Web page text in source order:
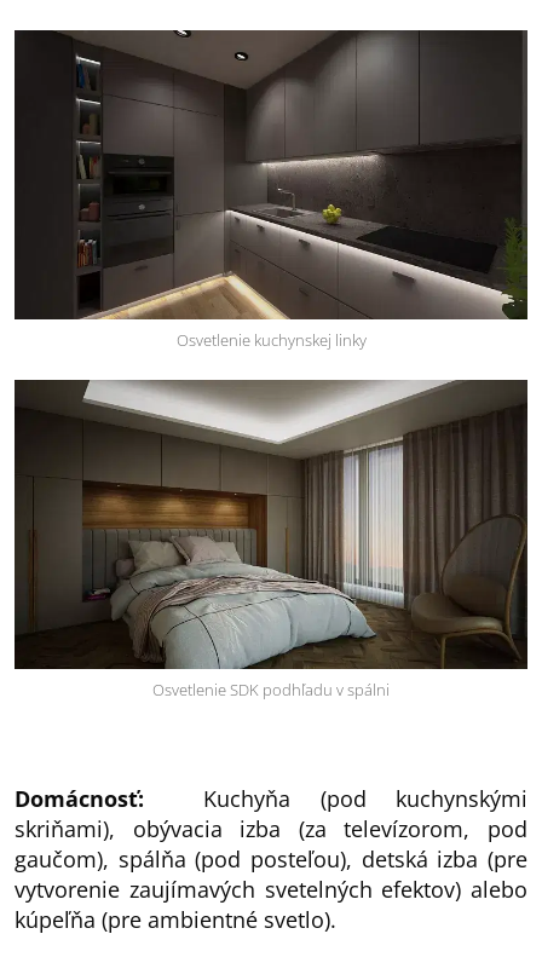
Osvetlenie kuchynskej linky
Osvetlenie SDK podhľadu v spálni
Domácnosť:
Kuchyňa (pod kuchynskými
skriňami), obývacia izba (za televízorom, pod
gaučom), spálňa (pod posteľou), detská izba (pre
vytvorenie zaujímavých svetelných efektov) alebo
kúpeľňa (pre ambientné svetlo).